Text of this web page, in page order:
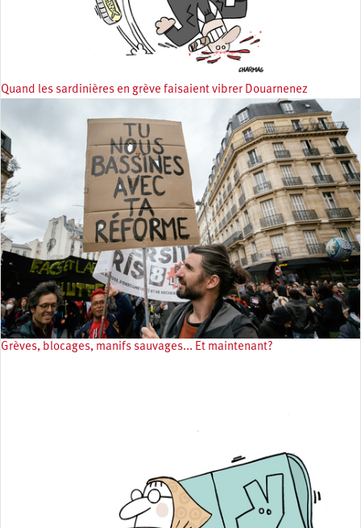
Quand les sardinières en grève faisaient vibrer Douarnenez
Grèves, blocages, manifs sauvages... Et maintenant?